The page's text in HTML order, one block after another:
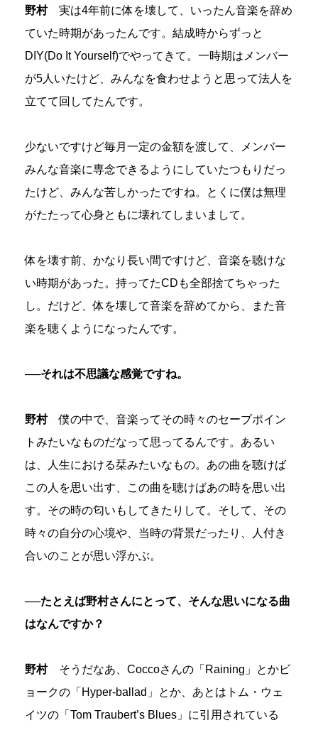
野村実は4年前に体を壊して、いったん音楽を辞め
ていた時期があったんです。結成時からずっと
DIY(Do It Yourself)でやってきて。一時期はメンバー
が5人いたけど、みんなを食わせようと思って法人を
立てて回してたんです。
少ないですけど毎月一定の金額を渡して、メンバー
みんな音楽に専念できるようにしていたつもりだっ
たけど、みんな苦しかったですね。とくに僕は無理
がたたって心身ともに壊れてしまいまして。
体を壊す前、かなり長い間ですけど、音楽を聴けな
い時期があった。持ってたCDも全部捨てちゃった
し。だけど、体を壊して音楽を辞めてから、また音
楽を聴くようになったんです。
──それは不思議な感覚ですね。
野村僕の中で、音楽ってその時々のセーブポイン
トみたいなものだなって思ってるんです。あるい
は、人生における栞みたいなもの。あの曲を聴けば
この人を思い出す、この曲を聴けばあの時を思い出
す。その時の匂いもしてきたりして。そして、その
時々の自分の心境や、当時の背景だったり、人付き
合いのことが思い浮かぶ。
──たとえば野村さんにとって、そんな思いになる曲
はなんですか？
野村そうだなあ、Coccoさんの「Raining」とかビ
ョークの「Hyper-ballad」とか、あとはトム・ウェ
イツの「Tom Traubert’s Blues」に引用されている